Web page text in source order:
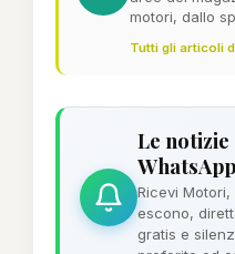
motori, dallo
Tutti gli articoli
Le notizie
Ricevi
escono,
gratis e